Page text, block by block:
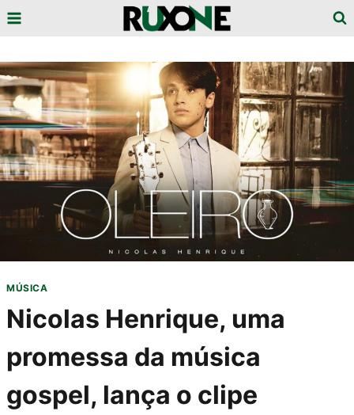
Pular
Conteúdo
MÚSICA
Nicolas Henrique, uma
promessa da música
gospel, lança o clipe